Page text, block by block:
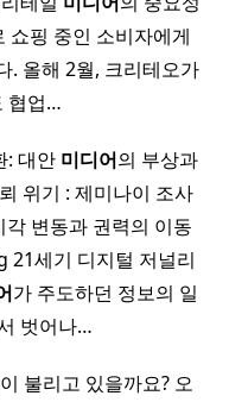
쇼핑 중인 소비자에게
. 올해 2월, 크리테오가
협업…
: 대안 미디어의 부상과
위기 : 제미나이 조사
변동과 권력의 이동
세기 디지털 저널리
가 주도하던 정보의 일
벗어나…
불리고 있을까요? 오